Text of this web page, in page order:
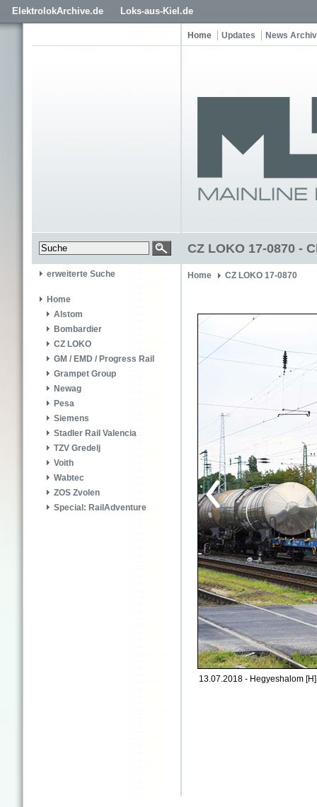
ElektrolokArchive.de Loks-aus-Kiel.de
Home Updates News Archiv
CZ LOKO 17-0870 -
erweiterte Suche
Home
Alstom
Bombardier
CZ LOKO
GM / EMD / Progress Rail
Grampet Group
Newag
Pesa
Siemens
Stadler Rail Valencia
TZV Gredelj
Voith
Wabtec
ZOS Zvolen
Special: RailAdventure
Home CZ LOKO 17-0870
13.07.2018 - Hegyeshalom [H]